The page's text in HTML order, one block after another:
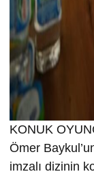
KONUK
Ömer
imzalı dizinin